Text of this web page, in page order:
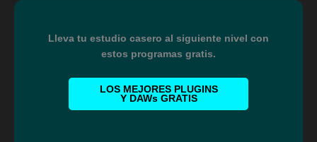
Lleva tu estudio casero al siguiente nivel con
estos programas gratis.
LOS MEJORES PLUGINS
Y DAWs GRATIS